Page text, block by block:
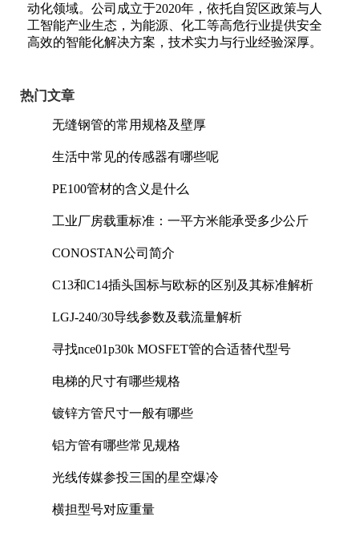
动化领域。公司成立于2020年，依托自贸区政策与人
工智能产业生态，为能源、化工等高危行业提供安全
高效的智能化解决方案，技术实力与行业经验深厚。
热门文章
无缝钢管的常用规格及壁厚
生活中常见的传感器有哪些呢
PE100管材的含义是什么
工业厂房载重标准：一平方米能承受多少公斤
CONOSTAN公司简介
C13和C14插头国标与欧标的区别及其标准解析
LGJ-240/30导线参数及载流量解析
寻找nce01p30k MOSFET管的合适替代型号
电梯的尺寸有哪些规格
镀锌方管尺寸一般有哪些
铝方管有哪些常见规格
光线传媒参投三国的星空爆冷
横担型号对应重量